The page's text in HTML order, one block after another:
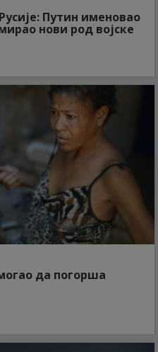
Путин именовао
нови род војске
да погорша